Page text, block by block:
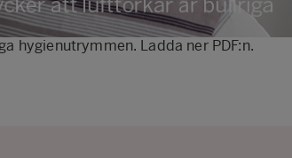
hygienutrymmen. Ladda ner PDF:n.